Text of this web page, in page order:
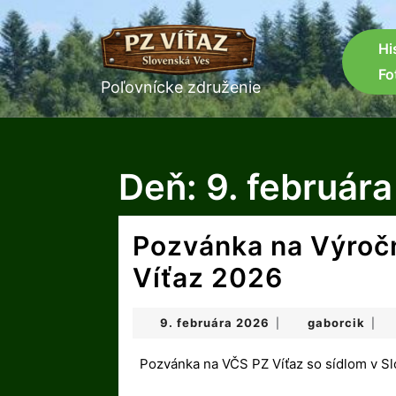
Skip
to
content
Poľovnícke združenie
Deň: 9.
Pozvánka na
Víťaz 2026
Výročnú
členskú
9. februára 2026 9.
2026
gaborcik
Pozvánka na VČS PZ Víťaz so sídlom v